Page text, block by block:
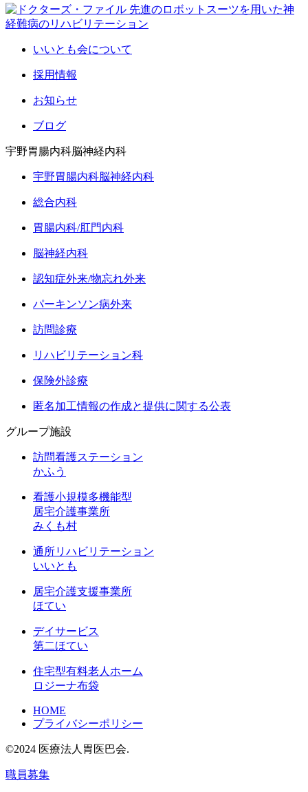
いいとも会について
採用情報
お知らせ
ブログ
宇野胃腸内科脳神経内科
宇野胃腸内科脳神経内科
総合内科
胃腸内科/肛門内科
脳神経内科
認知症外来/物忘れ外来
パーキンソン病外来
訪問診療
リハビリテーション科
保険外診療
匿名加工情報の作成と提供に関する公表
グループ施設
訪問看護ステーション
かふう
看護小規模多機能型
居宅介護事業所
みくも村
通所リハビリテーション
いいとも
居宅介護支援事業所
ほてい
デイサービス
第二ほてい
住宅型有料老人ホーム
ロジーナ布袋
HOME
プライバシーポリシー
©2024 医療法人胃医巴会.
職員募集